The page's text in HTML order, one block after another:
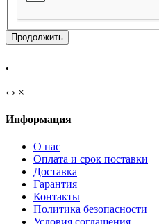
Продолжить
.
‹ › ×
Информация
О нас
Оплата и срок поставки
Доставка
Гарантия
Контакты
Политика безопасности